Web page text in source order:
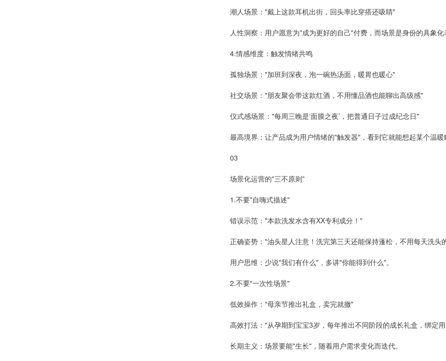
潮人场景："戴上这款耳机出街，回头率比穿搭还吸睛"
人性洞察：用户愿意为"成为更好的自己"付费，而场景是身份的具象化
4.情感维度：触发情绪共鸣
孤独场景："加班到深夜，泡一碗热汤面，暖胃也暖心"
社交场景："朋友聚会带这款红酒，不用懂品酒也能聊出高级感"
仪式感场景："每周三晚是‘面膜之夜’，把普通日子过成纪念日"
最高境界：让产品成为用户情绪的"触发器"，看到它就能想起某个温暖
03
场景化运营的"三不原则"
1.不要"自嗨式描述"
错误示范："本款洗发水含有XX专利成分！"
正确姿势："油头星人注意！洗完第三天还能保持蓬松，不用每天洗头
用户思维：少说"我们有什么"，多讲"你能得到什么"。
2.不要"一次性场景"
低效操作："母亲节推出礼盒，卖完就撤"
高效打法："从孕期到宝宝3岁，每年推出不同阶段的成长礼盒，绑定
长期主义：场景要能"生长"，随着用户需求变化而迭代。